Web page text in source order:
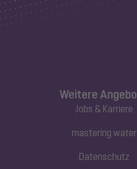
Weitere
Jobs & Karriere
mastering water
Datenschutz